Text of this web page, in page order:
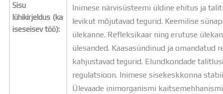
Sisu
lühikirjeldus (ka
iseseisev töö):
Inimese närvisüsteemi üldine ehitus ja
levikut mõjutavad tegurid. Keemilise
ülekanne. Refleksikaar ning erutuse
ülesanded. Kaasasündinud ja omandatud
kahjustavad tegurid. Elundkondade
regulatsioon. Inimese sisekeskkonna
Ülevaade inimorganismi